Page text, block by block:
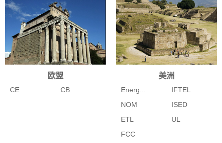
欧盟
CE CB
美洲
Energ...
IFTEL
NOM
ISED
ETL
UL
FCC